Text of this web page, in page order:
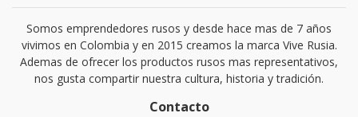
Somos emprendedores rusos y desde hace mas de 7 años
vivimos en Colombia y en 2015 creamos la marca Vive Rusia.
Ademas de ofrecer los productos rusos mas representativos,
nos gusta compartir nuestra cultura, historia y tradición.
Contacto